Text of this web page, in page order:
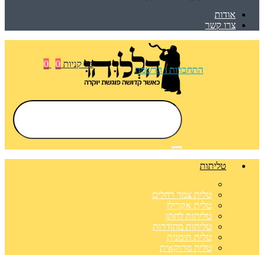
אודות
צרו קשר
התחברות \ הרשמה
סל קניות 0
0
טליתות
טלית צמר רחלים
טלית אקרילן
טליתות לחתן
טליתות מהודרות
טלית תימנית
טלית מרוקאית